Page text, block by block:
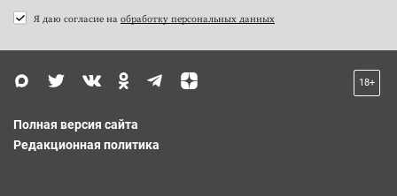
Я даю согласие на обработку персональных данных
18+
Полная версия сайта
Редакционная политика